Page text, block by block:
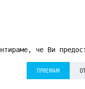
че Ви
ПРИЕМАМ